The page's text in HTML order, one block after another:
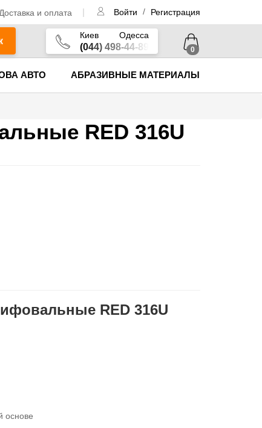
Доставка и оплата Войти / Регистрация
Киев Одесса
(044) 498-44-89 0
АВТО АБРАЗИВНЫЕ МАТЕРИАЛЫ
RED 316U
RED 316U
основе